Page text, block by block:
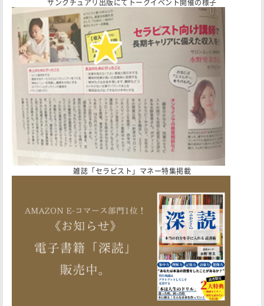
雑誌「セラピスト」マネー特集掲載